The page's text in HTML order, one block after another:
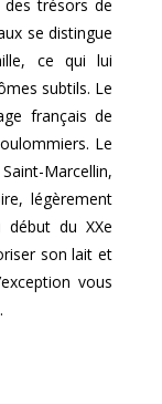
trésors de
se distingue
ce qui lui
subtils. Le
français de
Le
Marcellin,
légèrement
du XXe
son lait et
vous